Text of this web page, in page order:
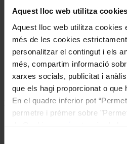
Aquest lloc web utilitza cookies
Aquest lloc web utilitza cookies
més de les cookies
personalitzar el contingut i els
més, compartim informació
xarxes socials, publicitat i
que els hagi proporcionat o
En el quadre inferior pot
permetre i prémer sobre
Una inauguració
voltatge
Coneix la nostra
I gaudeix a més dels següents